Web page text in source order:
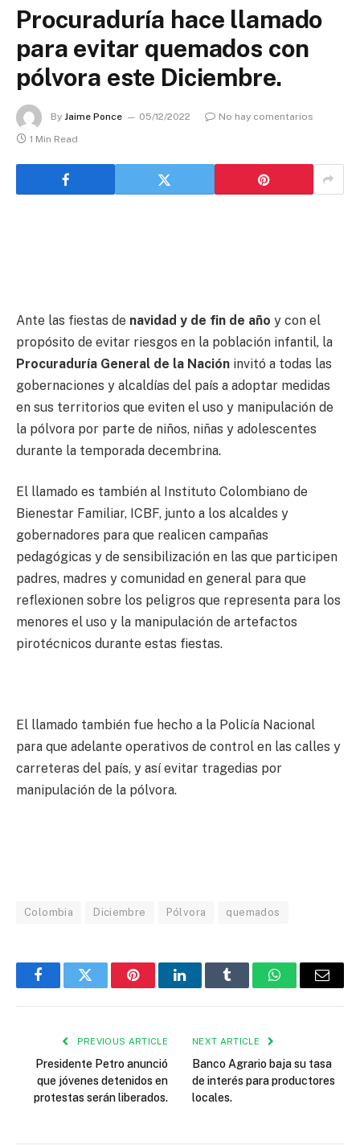
Procuraduría hace llamado
para evitar quemados con
pólvora este Diciembre.
By Jaime Ponce 05/12/2022
No hay comentarios
1 Min Read
Ante las fiestas de navidad y de fin de año y con el
propósito de evitar riesgos en la población infantil, la
Procuraduría General de la Nación invitó a todas las
gobernaciones y alcaldías del país a adoptar medidas
en sus territorios que eviten el uso y manipulación de
la pólvora por parte de niños, niñas y adolescentes
durante la temporada decembrina.
El llamado es también al Instituto Colombiano de
Bienestar Familiar, ICBF, junto a los alcaldes y
gobernadores para que realicen campañas
pedagógicas y de sensibilización en las que participen
padres, madres y comunidad en general para que
reflexionen sobre los peligros que representa para los
menores el uso y la manipulación de artefactos
pirotécnicos durante estas fiestas.
El llamado también fue hecho a la Policía Nacional
para que adelante operativos de control en las calles y
carreteras del país, y así evitar tragedias por
manipulación de la pólvora.
Colombia Diciembre Pólvora quemados
FacebookTwitter PinterestLinkedInTumblr WhatsAppEmail
PREVIOUS ARTICLE
Presidente Petro anunció
que jóvenes detenidos en
protestas serán liberados.
NEXT ARTICLE
Banco Agrario baja su tasa
de interés para productores
locales.